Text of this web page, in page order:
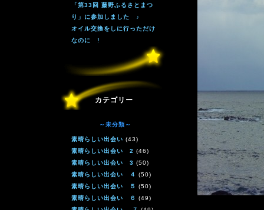
「第33回 藤野ふるさとまつ
り」に参加しました ♪
オイル交換をしに行っただけ
なのに !
カテゴリー
～未分類～
素晴らしい出会い (43)
素晴らしい出会い 2 (46)
素晴らしい出会い 3 (50)
素晴らしい出会い ４ (50)
素晴らしい出会い ５ (50)
素晴らしい出会い ６ (49)